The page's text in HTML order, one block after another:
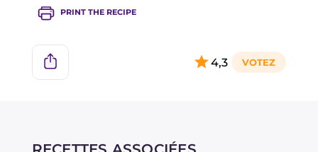
PRINT THE RECIPE
4,3